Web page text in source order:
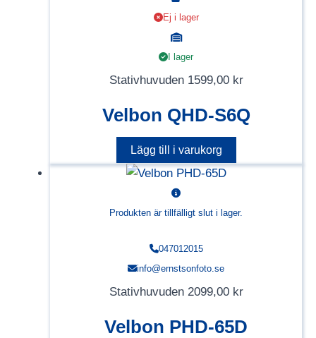
Ej i lager
I lager
Stativhuvuden 1599,00 kr
Velbon QHD-S6Q
Lägg till i varukorg
Produkten är tillfälligt slut i lager.
047012015
info@ernstsonfoto.se
Stativhuvuden 2099,00 kr
Velbon PHD-65D